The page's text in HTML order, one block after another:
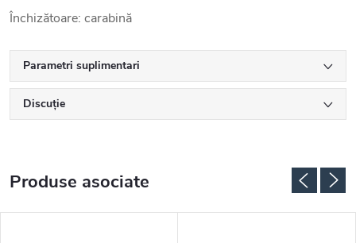
Închizătoare: carabină
Parametri suplimentari
Discuţie
Produse asociate